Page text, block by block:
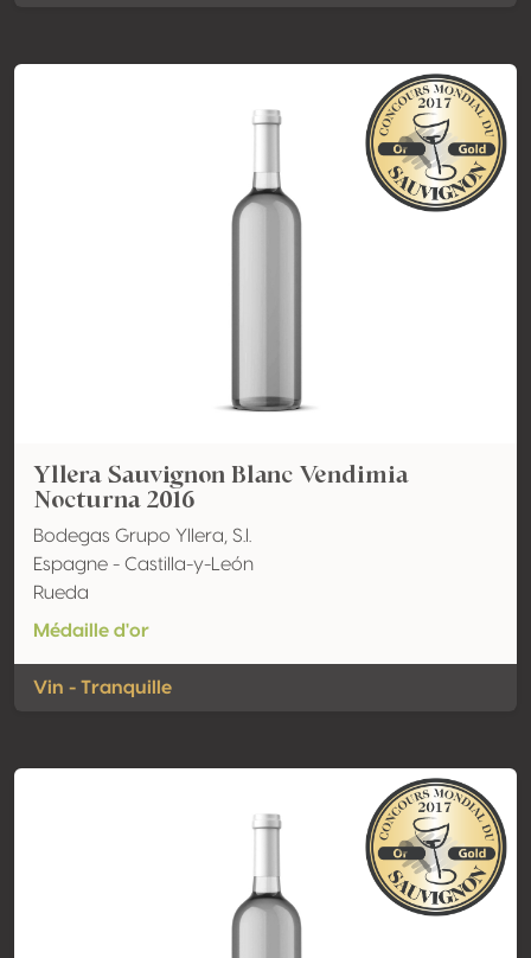
Yllera Sauvignon Blanc Vendimia
Nocturna 2016
Bodegas Grupo Yllera, S.l.
Espagne - Castilla-y-León
Rueda
Médaille d'or
Vin - Tranquille